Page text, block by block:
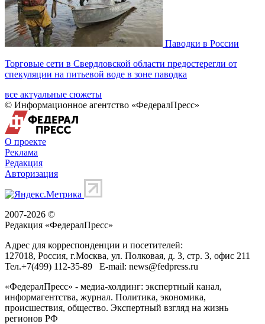
Паводки в России
Торговые сети в Свердловской области предостерегли от
спекуляции на питьевой воде в зоне паводка
все актуальные сюжеты
© Информационное агентство «ФедералПресс»
О проекте
Реклама
Редакция
Авторизация
2007-2026 ©
Редакция «ФедералПресс»
Адрес для корреспонденции и посетителей:
127018, Россия, г.Москва, ул. Полковая, д. 3, стр. 3, офис 211
Тел.+7(499) 112-35-89 E-mail: news@fedpress.ru
«ФедералПресс» - медиа-холдинг: экспертный канал,
информагентства, журнал. Политика, экономика,
происшествия, общество. Экспертный взгляд на жизнь
регионов РФ